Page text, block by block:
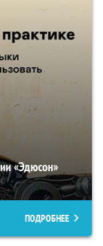
«Эдюсон»
ПОДРОБНЕЕ